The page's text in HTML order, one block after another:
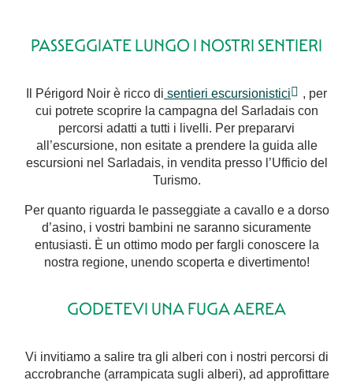
PASSEGGIATE LUNGO I NOSTRI SENTIERI
Il Périgord Noir è ricco di sentieri escursionistici
, per
cui potrete scoprire la campagna del Sarladais con
percorsi adatti a tutti i livelli. Per prepararvi
all’escursione, non esitate a prendere la guida alle
escursioni nel Sarladais, in vendita presso l’Ufficio del
Turismo.
Per quanto riguarda le passeggiate a cavallo e a dorso
d’asino, i vostri bambini ne saranno sicuramente
entusiasti. È un ottimo modo per fargli conoscere la
nostra regione, unendo scoperta e divertimento!
GODETEVI UNA FUGA AEREA
Vi invitiamo a salire tra gli alberi con i nostri percorsi di
accrobranche (arrampicata sugli alberi), ad approfittare